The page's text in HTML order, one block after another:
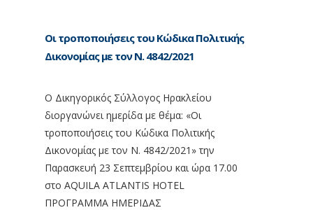
Οι τροποποιήσεις του Κώδικα Πολιτικής
Δικονομίας με τον Ν. 4842/2021
Ο Δικηγορικός Σύλλογος Ηρακλείου
διοργανώνει ημερίδα με θέμα: «Οι
τροποποιήσεις του Κώδικα Πολιτικής
Δικονομίας με τον Ν. 4842/2021» την
Παρασκευή 23 Σεπτεμβρίου και ώρα 17.00
στο AQUILA ATLANTIS HOTEL
ΠΡΟΓΡΑΜΜΑ ΗΜΕΡΙΔΑΣ